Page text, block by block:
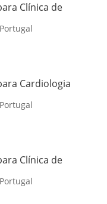
Clínica de
Cardiologia
Clínica de